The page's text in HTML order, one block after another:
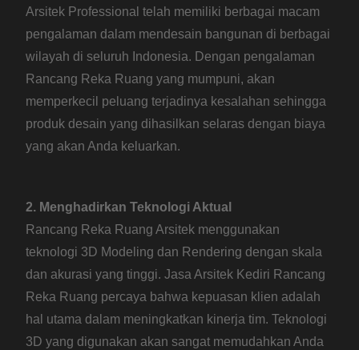
Arsitek Professional telah memiliki berbagai macam
pengalaman dalam mendesain bangunan di berbagai
wilayah di seluruh Indonesia. Dengan pengalaman
Rancang Reka Ruang yang mumpuni, akan
memperkecil peluang terjadinya kesalahan sehingga
produk desain yang dihasilkan selaras dengan biaya
yang akan Anda keluarkan.
2. Menghadirkan Teknologi Aktual
Rancang Reka Ruang Arsitek menggunakan
teknologi 3D Modeling dan Rendering dengan skala
dan akurasi yang tinggi. Jasa Arsitek Kediri Rancang
Reka Ruang percaya bahwa kepuasan klien adalah
hal utama dalam meningkatkan kinerja tim. Teknologi
3D yang digunakan akan sangat memudahkan Anda